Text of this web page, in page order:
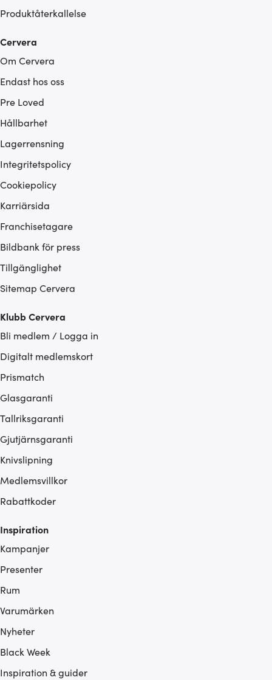
Produktåterkallelse
Cervera
Om Cervera
Endast hos oss
Pre Loved
Hållbarhet
Lagerrensning
Integritetspolicy
Cookiepolicy
Karriärsida
Franchisetagare
Bildbank för press
Tillgänglighet
Sitemap Cervera
Klubb Cervera
Bli medlem / Logga in
Digitalt medlemskort
Prismatch
Glasgaranti
Tallriksgaranti
Gjutjärnsgaranti
Knivslipning
Medlemsvillkor
Rabattkoder
Inspiration
Kampanjer
Presenter
Rum
Varumärken
Nyheter
Black Week
Inspiration & guider